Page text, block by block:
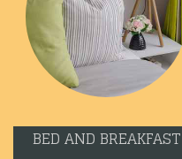
BED AND BREAKFAST